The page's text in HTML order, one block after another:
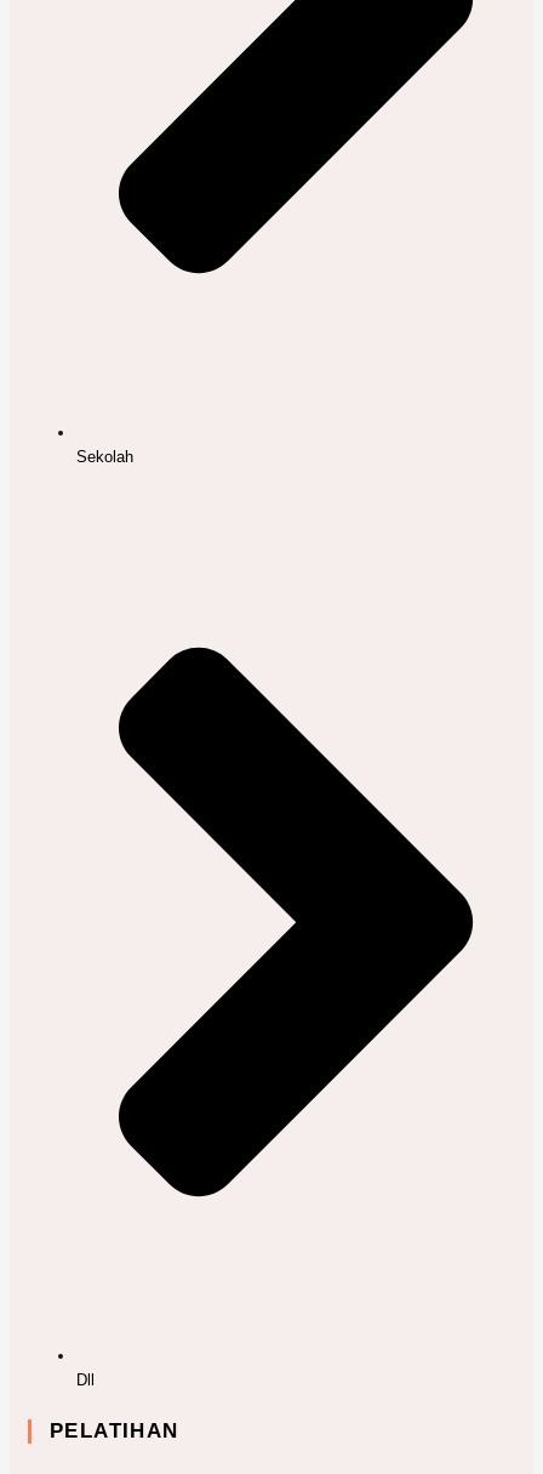
Sekolah
Dll
PELATIHAN